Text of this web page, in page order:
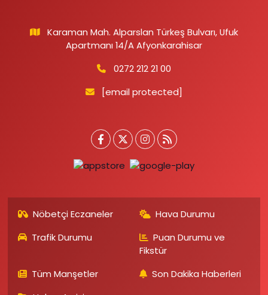
Karaman Mah. Alparslan Türkeş Bulvarı, Ufuk
Apartmanı 14/A Afyonkarahisar
0272 212 21 00
[email protected]
Nöbetçi Eczaneler
Hava Durumu
Trafik Durumu
Puan Durumu ve
Fikstür
Tüm Manşetler
Son Dakika Haberleri